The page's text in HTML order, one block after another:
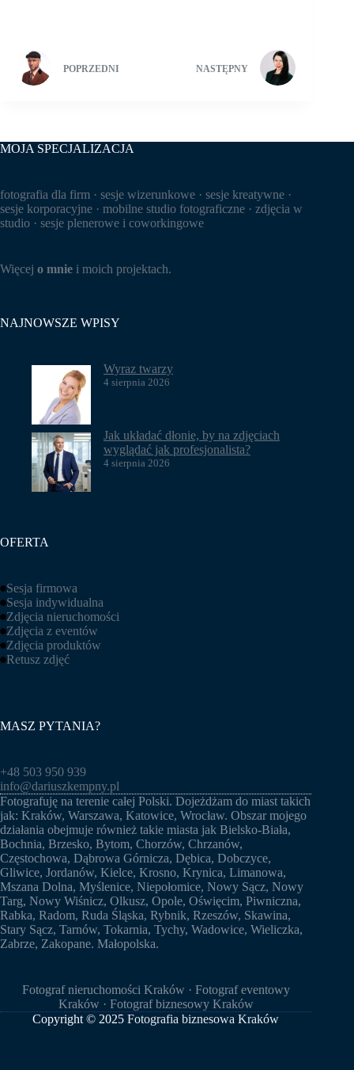
POPRZEDNI NASTĘPNY
MOJA SPECJALIZACJA
fotografia dla firm · sesje wizerunkowe · sesje kreatywne ·
sesje korporacyjne · mobilne studio fotograficzne · zdjęcia w
studio · sesje plenerowe i coworkingowe
Więcej o mnie i moich projektach.
NAJNOWSZE WPISY
Wyraz twarzy
4 sierpnia 2026
Jak układać dłonie, by na zdjęciach
wyglądać jak profesjonalista?
4 sierpnia 2026
OFERTA
Sesja firmowa
Sesja indywidualna
Zdjęcia nieruchomości
Zdjęcia z eventów
Zdjęcia produktów
Retusz zdjęć
MASZ PYTANIA?
+48 503 950 939
info@dariuszkempny.pl
Fotografuję na terenie całej Polski. Dojeżdżam do miast takich
jak: Kraków, Warszawa, Katowice, Wrocław. Obszar mojego
działania obejmuje również takie miasta jak Bielsko-Biała,
Bochnia, Brzesko, Bytom, Chorzów, Chrzanów,
Częstochowa, Dąbrowa Górnicza, Dębica, Dobczyce,
Gliwice, Jordanów, Kielce, Krosno, Krynica, Limanowa,
Mszana Dolna, Myślenice, Niepołomice, Nowy Sącz, Nowy
Targ, Nowy Wiśnicz, Olkusz, Opole, Oświęcim, Piwniczna,
Rabka, Radom, Ruda Śląska, Rybnik, Rzeszów, Skawina,
Stary Sącz, Tarnów, Tokarnia, Tychy, Wadowice, Wieliczka,
Zabrze, Zakopane. Małopolska.
Fotograf nieruchomości Kraków· Fotograf eventowy
Kraków· Fotograf biznesowy Kraków
Copyright © 2025Fotografia biznesowa Kraków